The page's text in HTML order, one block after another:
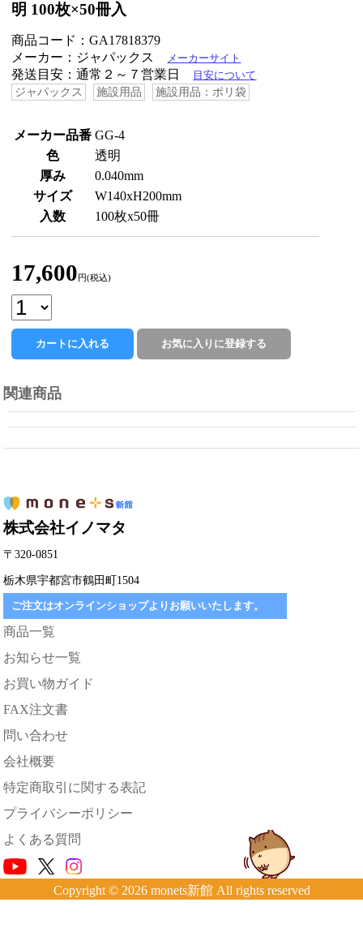
明 100枚×50冊入
商品コード：GA17818379
メーカー：ジャパックス
メーカーサイト
発送目安：通常２～７営業日 目安について
ジャパックス 施設用品 施設用品：ポリ袋
メーカー品番 GG-4
色
透明
厚み
0.040mm
サイズ
W140xH200mm
入数
100枚x50冊
17,600 円(税込)
関連商品
株式会社イノマタ
〒320-0851
栃木県宇都宮市鶴田町1504
ご注文はオンラインショップよりお願いいたします。
商品一覧
お知らせ一覧
お買い物ガイド
FAX注文書
問い合わせ
会社概要
特定商取引に関する表記
プライバシーポリシー
よくある質問
Copyright © 2026 monets新館 All rights reserved